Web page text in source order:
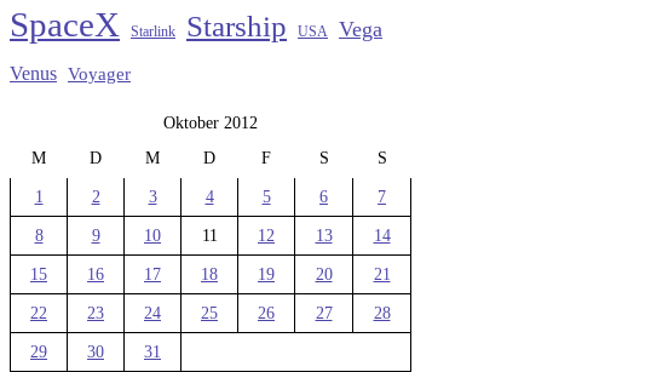
SpaceX Starlink Starship USA Vega
Venus Voyager
Oktober 2012
M
D M D F S S
1 2 3 4 5 6 7
8 9 10 11 12 13 14
15 16 17 18 19 20 21
22 23 24 25 26 27 28
29 30
31